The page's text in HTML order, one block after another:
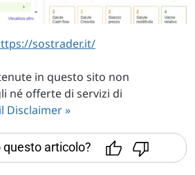
sostrader.it/
in questo sito non
né offerte di servizi di
Disclaimer »
articolo?